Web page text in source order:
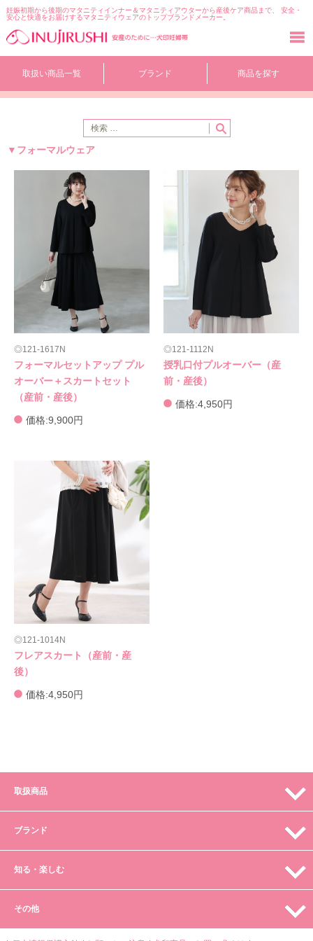
妊娠初期から後期のマタニティインナー＆マタニティアウターから産後ケア商品まで、 安全・
安心と快適をお届けするマタニティウェアのトップブランドメーカー。
テ
取扱い商品一覧 ブランド 商品を探す
フォーマルウェア
121-1617N
フォーマルセットアップ プル
オーバー＋スカートセット
（産前・産後）
価格:9,900円
121-1112N
授乳口付プルオーバー（産
前・産後）
価格:4,950円
121-1014N
フレアスカート（産前・産
後）
価格:4,950円
取扱商品
ブランド
知る・楽しむ
その他